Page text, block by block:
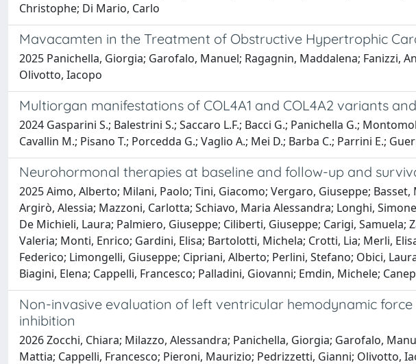
Christophe; Di Mario, Carlo
Mavacamten in the Treatment of Obstructive Hypertrophic
2025 Panichella, Giorgia; Garofalo, Manuel; Ragagnin, Maddalena; Fanizzi,
Olivotto, Iacopo
Multiorgan manifestations of COL4A1 and COL4A2 variants
2024 Gasparini S.; Balestrini S.; Saccaro L.F.; Bacci G.; Panichella G.;
Cavallin M.; Pisano T.; Porcedda G.; Vaglio A.; Mei D.; Barba C.; Parrini E.;
Neurohormonal therapies at baseline and follow-up and
2025 Aimo, Alberto; Milani, Paolo; Tini, Giacomo; Vergaro, Giuseppe;
Argirò, Alessia; Mazzoni, Carlotta; Schiavo, Maria Alessandra; Longhi,
De Michieli, Laura; Palmiero, Giuseppe; Ciliberti, Giuseppe; Carigi,
Valeria; Monti, Enrico; Gardini, Elisa; Bartolotti, Michela; Crotti, Lia; Merli,
Federico; Limongelli, Giuseppe; Cipriani, Alberto; Perlini, Stefano; Obici,
Biagini, Elena; Cappelli, Francesco; Palladini, Giovanni; Emdin, Michele;
Non-invasive evaluation of left ventricular hemodynamic
inhibition
2026 Zocchi, Chiara; Milazzo, Alessandra; Panichella, Giorgia; Garofalo,
Mattia; Cappelli, Francesco; Pieroni, Maurizio; Pedrizzetti, Gianni; Olivotto,